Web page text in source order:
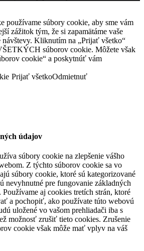
používame súbory cookie, aby sme vám
zážitok tým, že si zapamätáme vaše
návštevy. Kliknutím na „Prijať všetko“
súborov cookie. Môžete však
cookie“ a poskytnúť vám
Prijať všetkoOdmietnuť
údajov
súbory cookie na zlepšenie vášho
Z týchto súborov cookie sa vo
súbory cookie, ktoré sú kategorizované
nevyhnutné pre fungovanie základných
aj cookies tretích strán, ktoré
a pochopiť, ako používate túto webovú
uložené vo vašom prehliadači iba s
možnosť zrušiť tieto cookies. Zrušenie
cookie však môže mať vplyv na váš